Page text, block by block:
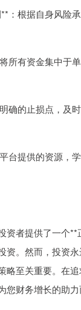
：根据自身风险
所有资金集中于
确的止损点，及
台提供的资源，
资者提供了一个
资。然而，投资
略至关重要。在
您财务增长的助力